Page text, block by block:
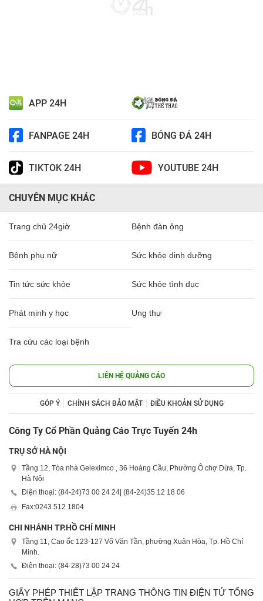
APP 24H
FANPAGE 24H BÓNG ĐÁ 24H
TIKTOK 24H YOUTUBE 24H
CHUYÊN MỤC KHÁC
Trang chủ 24giờ Bệnh đàn ông
Bệnh phụ nữ Sức khỏe dinh dưỡng
Tin tức sức khỏe Sức khỏe tình dục
Phát minh y học Ung thư
Tra cứu các loại bệnh
LIÊN HỆ QUẢNG CÁO
GÓP Ý CHÍNH SÁCH BẢO MẬT ĐIỀU KHOẢN SỬ DỤNG
Công Ty Cổ Phần Quảng Cáo Trực Tuyến 24h
TRỤ SỞ HÀ NỘI
Tầng 12, Tòa nhà Geleximco , 36 Hoàng Cầu, Phường Ô chợ Dừa, Tp.
Hà Nội
Điện thoại: (84-24)73 00 24 24 | (84-24)35 12 18 06
Fax:0243 512 1804
CHI NHÁNH TP.HỒ CHÍ MINH
Tầng 11, Cao ốc 123-127 Võ Văn Tần, phường Xuân Hòa, Tp. Hồ Chí
Minh.
Điện thoại: (84-28)73 00 24 24
GIẤY PHÉP THIẾT LẬP TRANG THÔNG TIN ĐIỆN TỬ TỔNG